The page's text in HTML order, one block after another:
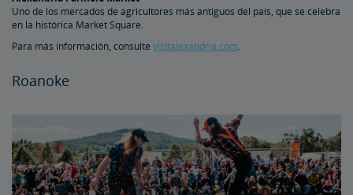
Uno de los mercados de agricultores más antiguos del país, que se celebra
en la histórica Market Square.
Para más información, consulte visitalexandria.com.
Roanoke